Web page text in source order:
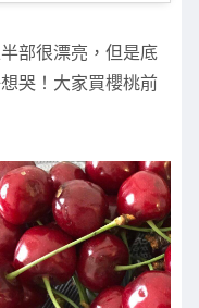
半部很漂亮，但是底
哭！大家買櫻桃前